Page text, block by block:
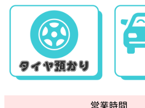
営業時間